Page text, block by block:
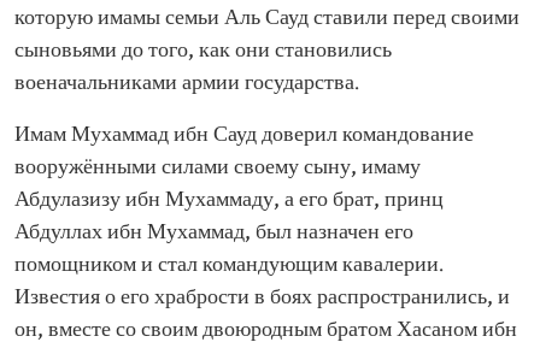
которую имамы семьи Аль Сауд ставили перед своими
сыновьями до того, как они становились
военачальниками армии государства.
Имам Мухаммад ибн Сауд доверил командование
вооружёнными силами своему сыну, имаму
Абдулазизу ибн Мухаммаду, а его брат, принц
Абдуллах ибн Мухаммад, был назначен его
помощником и стал командующим кавалерии.
Известия о его храбрости в боях распространились, и
он, вместе со своим двоюродным братом Хасаном ибн